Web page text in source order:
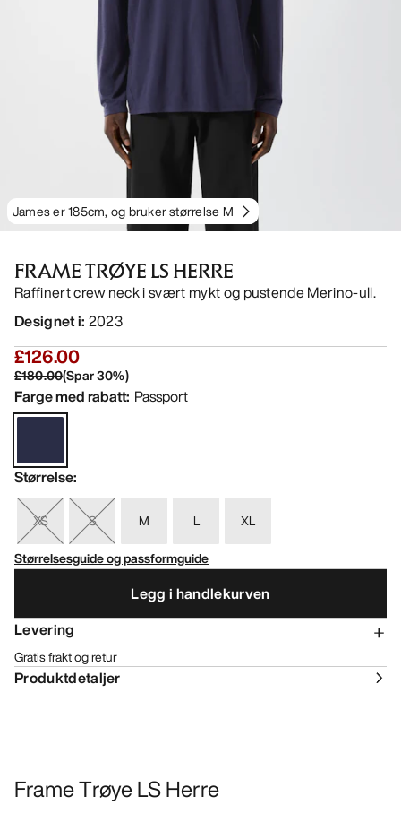
James er 185cm, og bruker størrelse M
FRAME TRØYE LS HERRE
Raffinert crew neck i svært mykt og pustende Merino-ull.
Designet i: 2023
£126.00
£180.00(Spar30%)
Farge med rabatt: Passport
Størrelse:
XS S M L
XL
Størrelsesguide og passformguide
Legg i handlekurven
Levering
Gratis frakt og retur
Produktdetaljer
Frame Trøye LS Herre